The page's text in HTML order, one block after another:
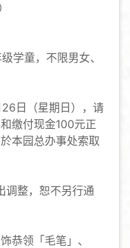
学童，不限男女、
日（星期日），请
缴付现金100元正
本园总办事处索取
调整，恕不另行通
恭领「毛笔」、